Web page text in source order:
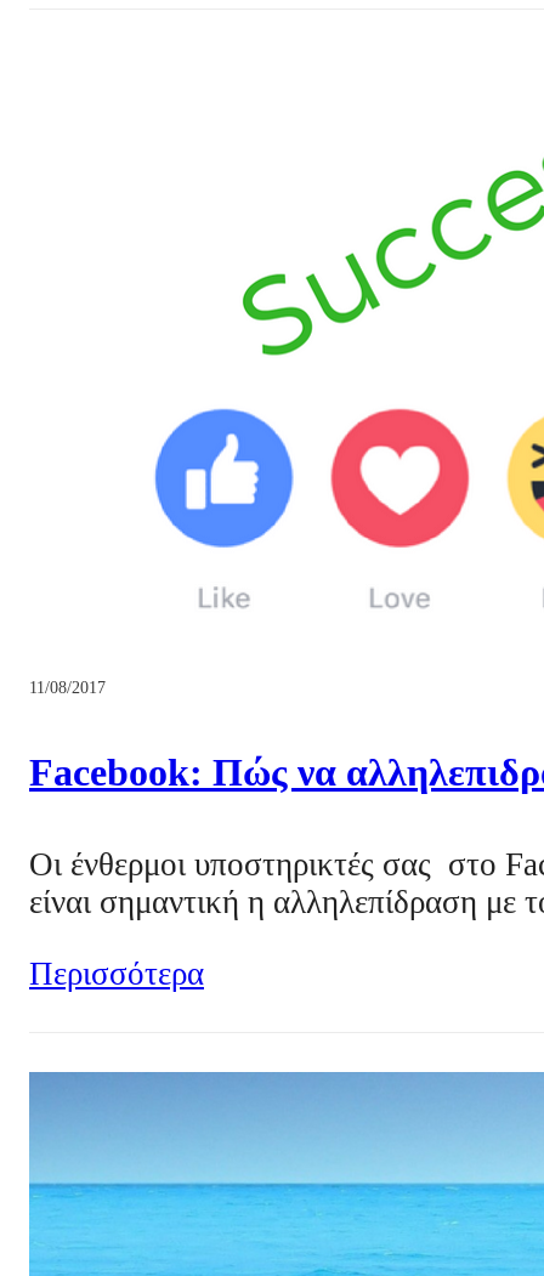
11/08/2017
Facebook: Πώς να
Οι ένθερμοι υποστηρικτές σας στο
είναι σημαντική η αλληλεπίδραση με
Περισσότερα